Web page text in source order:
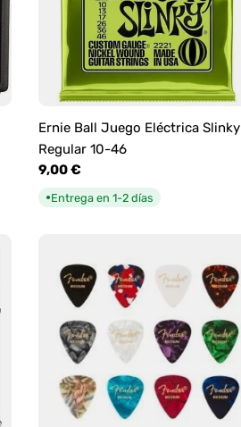
Ernie Ball Juego Eléctrica Slinky
Regular 10-46
Precio
habitual
9,00 €
●Entrega en 1-2 días